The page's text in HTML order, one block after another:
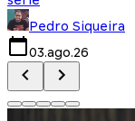
Pedro Siqueira
03.ago.26